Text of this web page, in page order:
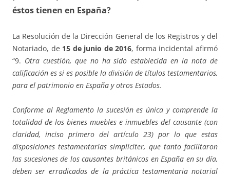
éstos tienen en España?
La Resolución de la Dirección General de los Registros y del
Notariado, de 15 de junio de 2016, forma incidental afirmó
“9. Otra cuestión, que no ha sido establecida en la nota de
calificación es si es posible la división de títulos testamentarios,
para el patrimonio en España y otros Estados.
Conforme al Reglamento la sucesión es única y comprende la
totalidad de los bienes muebles e inmuebles del causante (con
claridad, inciso primero del artículo 23) por lo que estas
disposiciones testamentarias simpliciter, que tanto facilitaron
las sucesiones de los causantes británicos en España en su día,
deben ser erradicadas de la práctica testamentaria notarial